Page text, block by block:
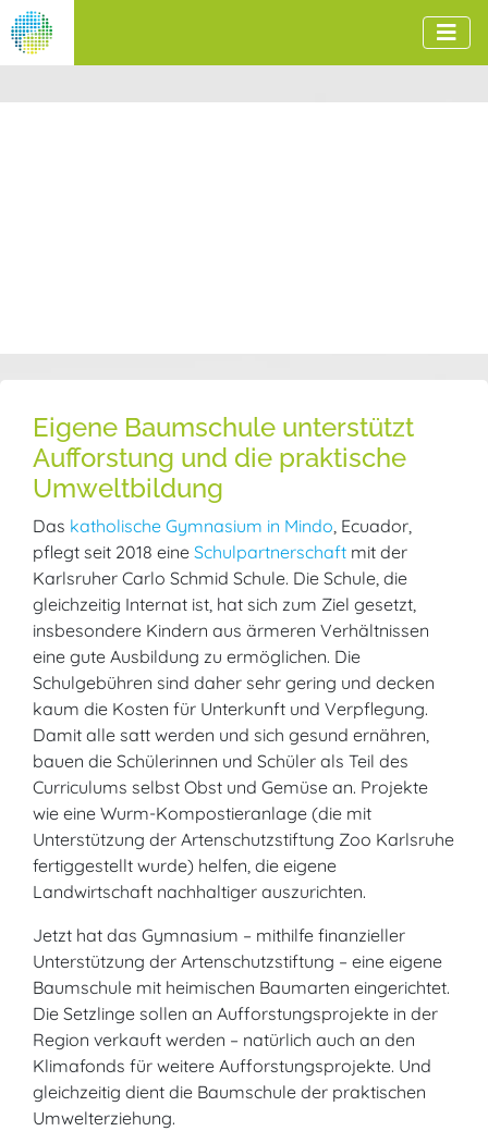
Eigene Baumschule unterstützt
Aufforstung und die praktische
Umweltbildung
Das katholische Gymnasium in Mindo, Ecuador,
pflegt seit 2018 eine Schulpartnerschaft mit der
Karlsruher Carlo Schmid Schule. Die Schule, die
gleichzeitig Internat ist, hat sich zum Ziel gesetzt,
insbesondere Kindern aus ärmeren Verhältnissen
eine gute Ausbildung zu ermöglichen. Die
Schulgebühren sind daher sehr gering und decken
kaum die Kosten für Unterkunft und Verpflegung.
Damit alle satt werden und sich gesund ernähren,
bauen die Schülerinnen und Schüler als Teil des
Curriculums selbst Obst und Gemüse an. Projekte
wie eine Wurm-Kompostieranlage (die mit
Unterstützung der Artenschutzstiftung Zoo Karlsruhe
fertiggestellt wurde) helfen, die eigene
Landwirtschaft nachhaltiger auszurichten.
Jetzt hat das Gymnasium – mithilfe finanzieller
Unterstützung der Artenschutzstiftung – eine eigene
Baumschule mit heimischen Baumarten eingerichtet.
Die Setzlinge sollen an Aufforstungsprojekte in der
Region verkauft werden – natürlich auch an den
Klimafonds für weitere Aufforstungsprojekte. Und
gleichzeitig dient die Baumschule der praktischen
Umwelterziehung.